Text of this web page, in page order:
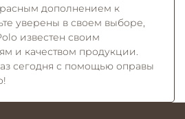
дополнением к
уверены в своем выборе,
известен своим
и качеством продукции.
сегодня с помощью оправы